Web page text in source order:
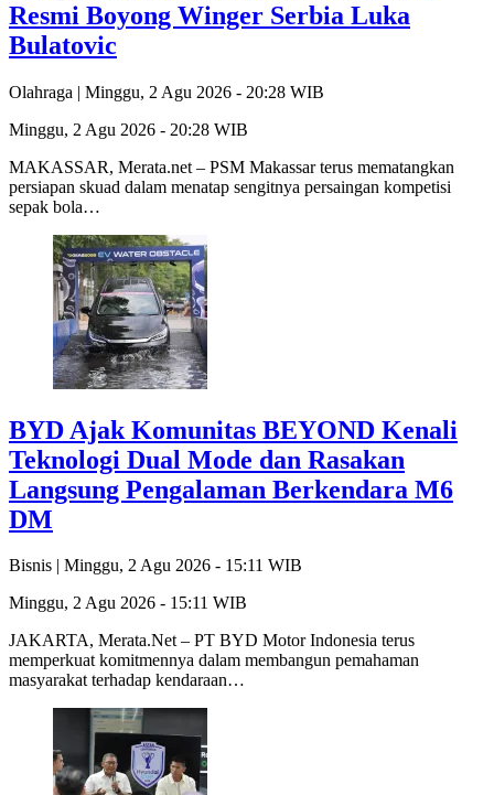
Resmi Boyong Winger Serbia Luka
Bulatovic
Olahraga | Minggu, 2 Agu 2026 - 20:28 WIB
Minggu, 2 Agu 2026 - 20:28 WIB
MAKASSAR, Merata.net – PSM Makassar terus mematangkan
persiapan skuad dalam menatap sengitnya persaingan kompetisi
sepak bola…
BYD Ajak Komunitas BEYOND Kenali
Teknologi Dual Mode dan Rasakan
Langsung Pengalaman Berkendara M6
DM
Bisnis | Minggu, 2 Agu 2026 - 15:11 WIB
Minggu, 2 Agu 2026 - 15:11 WIB
JAKARTA, Merata.Net – PT BYD Motor Indonesia terus
memperkuat komitmennya dalam membangun pemahaman
masyarakat terhadap kendaraan…